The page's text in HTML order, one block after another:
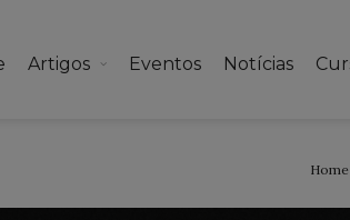
Artigos Eventos Notícias
Home